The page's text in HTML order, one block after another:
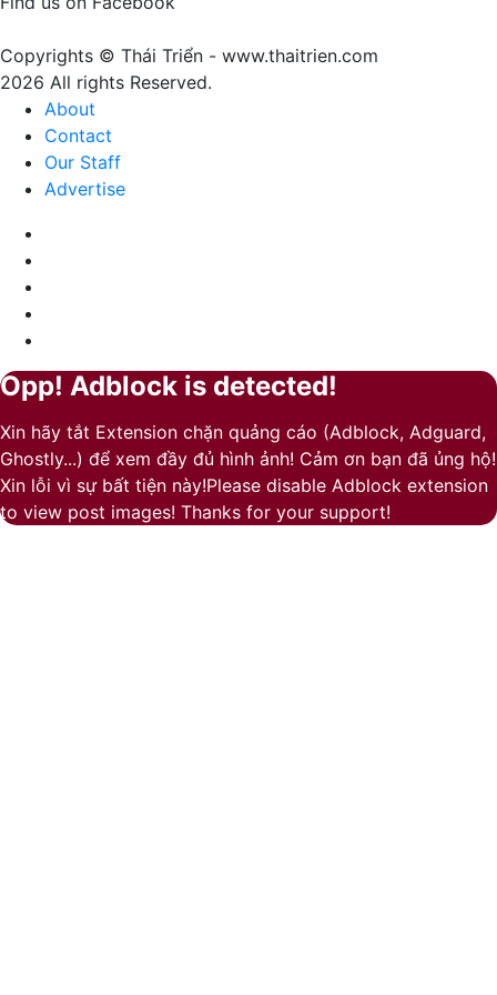
sự
nhã
nhặn
Copyrights © Thái Triển - www.thaitrien.com
2026 All rights Reserved.
About
Contact
Our Staff
Advertise
Back
top
button
Close
Opp! Adblock is detected!
Xin hãy tắt Extension chặn quảng cáo (Adblock, Adguard,
Ghostly...) để xem đầy đủ hình ảnh! Cảm ơn bạn đã ủng hộ!
Xin lỗi vì sự bất tiện này!Please disable Adblock extension
to view post images! Thanks for your support!